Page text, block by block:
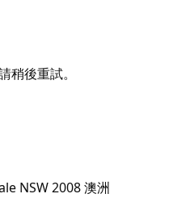
稍後重試。
NSW 2008 澳洲